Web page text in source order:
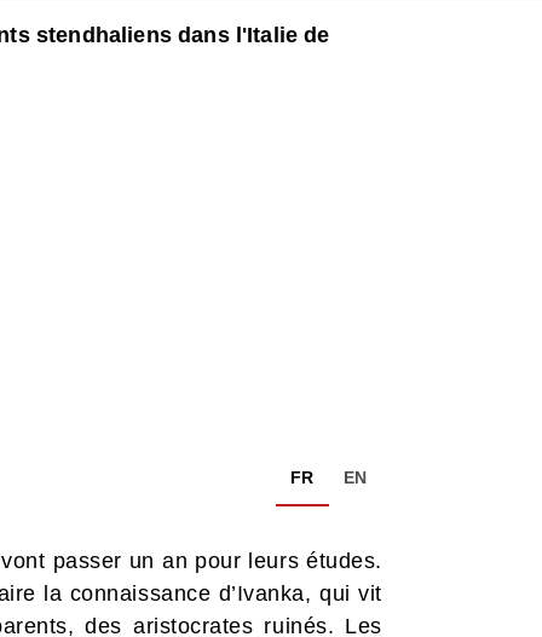
stendhaliens dans l'Italie de
FR EN
passer un an pour leurs études.
la connaissance d’Ivanka, qui vit
des aristocrates ruinés. Les